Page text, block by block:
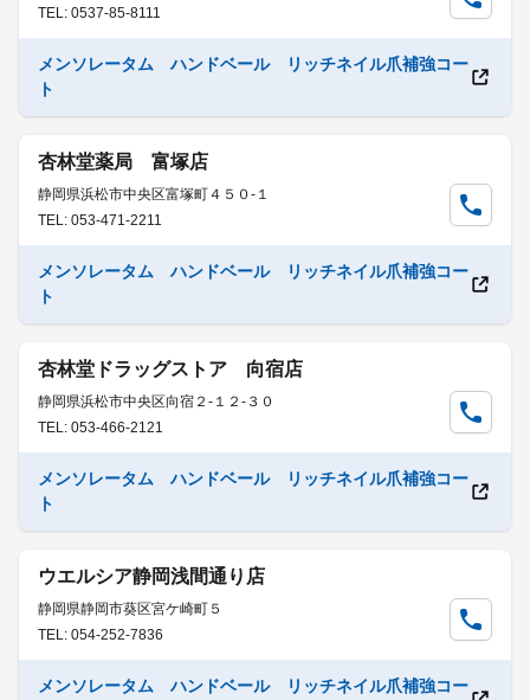
TEL: 0537-85-8111
メンソレータム ハンドベール リッチネイル爪補強コー
ト
杏林堂薬局 富塚店
静岡県浜松市中央区富塚町４５０-１
TEL: 053-471-2211
メンソレータム ハンドベール リッチネイル爪補強コー
ト
杏林堂ドラッグストア 向宿店
静岡県浜松市中央区向宿２-１２-３０
TEL: 053-466-2121
メンソレータム ハンドベール リッチネイル爪補強コー
ト
ウエルシア静岡浅間通り店
静岡県静岡市葵区宮ケ崎町５
TEL: 054-252-7836
メンソレータム ハンドベール リッチネイル爪補強コー